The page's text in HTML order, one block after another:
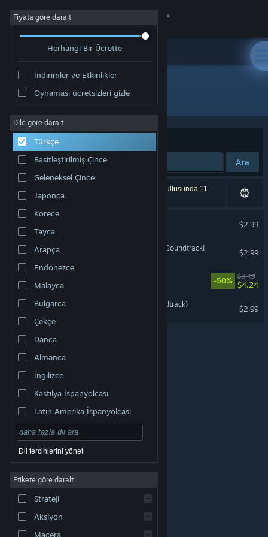
Giriş yap
Hakkında
Destek
Dili değiştir
Steam mobil uygulamasını yükle
Masaüstü internet sitesini görüntüle
markalar, ABD ve diğer ülkelerde ilgili sahiplerinin
Erişilebilirlik |
Çerezler
Fiyata göre daralt
Herhangi Bir Ücrette
İndirimler ve Etkinlikler
Oynaması ücretsizleri gizle
Dile göre daralt
Türkçe
Basitleştirilmiş Çince
Geleneksel Çince
Japonca
Korece
Tayca
Arapça
Endonezce
Malayca
Bulgarca
Çekçe
Danca
Almanca
İngilizce
Kastilya İspanyolcası
Latin Amerika İspanyolcası
Dil tercihlerini yönet
Etikete göre daralt
Strateji
Aksiyon
Macera
Geliştirici: Bibiki
Sırala Uygunluk
Ara
4 sonuç aramanızla eşleşiyor. Tercihleriniz doğrultusunda 11
ürün dâhil edilmedi.
$2.99
Rise to Ruins - The Living Soundtrack!
$2.99
-50%
$8.49
$4.24
Hoppy Hop (Original Soundtrack)
$2.99